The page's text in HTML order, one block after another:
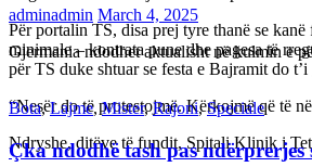
Për portalin TS, disa prej tyre thanë se
minimale – kontrata pune dhe pagesa të
për TS duke shtuar se festa e Bajramit do
“Nesër do të protestojmë. Kërkojmë që të
Ndryshe, ditëve të fundit, Spitali Klinik i
adminadmin March 4, 2025
Gjermania ndodhet aktualisht në kulmin e
Bota,Lajme,Mister,Rajoni,Speciale
Çka ndodhë tash pas